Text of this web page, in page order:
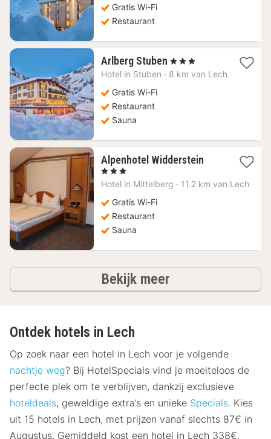
135,09
€
Gratis Wi-Fi
Restaurant
Arlberg Stuben 1
nacht
, 3 Sterren
Hotel in Stuben · 8 km van Lech
Gratis Wi-Fi
Restaurant
Sauna
Alpenhotel Widderstein1
vanaf
, 3 Sterren
Hotel in Mittelberg · 11.2 km van Lech
Gratis Wi-Fi
Restaurant
Sauna
Bekijk meerhotels
Ontdek hotels in Lech
Op zoek naar een hotel in Lech voor je volgende
nachtje weg? Bij HotelSpecials vind je moeiteloos de
perfecte plek om te verblijven, dankzij exclusieve
hoteldeals, geweldige extra’s en unieke Specials. Kies
uit 15 hotels in Lech, met prijzen vanaf slechts 87€ in
Augustus. Gemiddeld kost een hotel in Lech 338€,